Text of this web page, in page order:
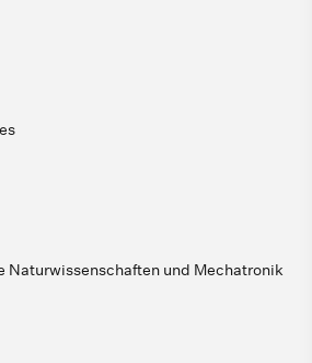
Naturwissenschaften und Mechatronik